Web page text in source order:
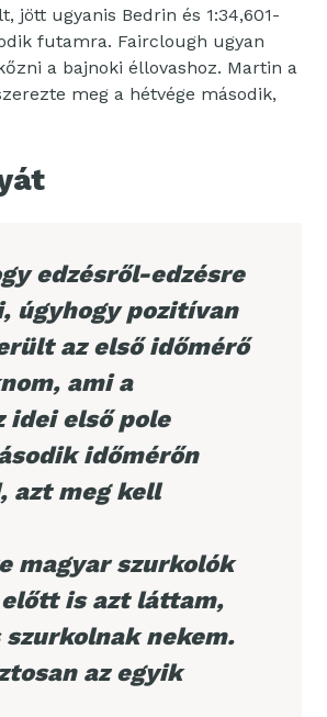
jött ugyanis Bedrin és 1:34,601-
futamra. Fairclough ugyan
a bajnoki éllovashoz. Martin a
meg a hétvége második,
edzésről-edzésre
úgyhogy pozitívan
az első időmérő
ami a
idei első pole
időmérőn
azt meg kell
magyar szurkolók
is azt láttam,
nekem.
az egyik